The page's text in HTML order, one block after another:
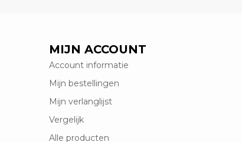
MIJN ACCOUNT
Account informatie
Mijn bestellingen
Mijn verlanglijst
Vergelijk
Alle producten